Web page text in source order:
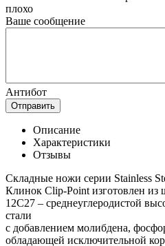
плохо
Ваше сообщение
Антибот
Отправить
Описание
Характеристики
Отзывы
Складные ножи серии Stainless
Клинок Clip-Point изготовлен из
12C27 – cреднеуглеродистой
стали
с добавлением молибдена,
обладающей исключительной